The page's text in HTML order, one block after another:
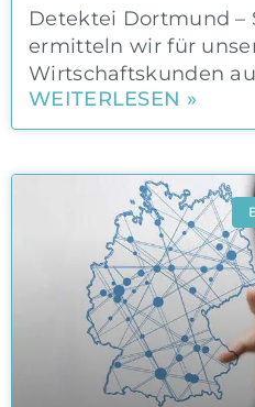
Detektei Dortmund –
ermitteln wir für
Wirtschaftskunden
WEITERLESEN »